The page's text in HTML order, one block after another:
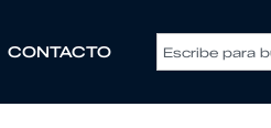
CONTACTO